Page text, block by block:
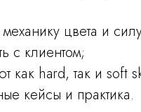
цвета и
с клиентом;
как hard, так и soft
кейсы и практика.